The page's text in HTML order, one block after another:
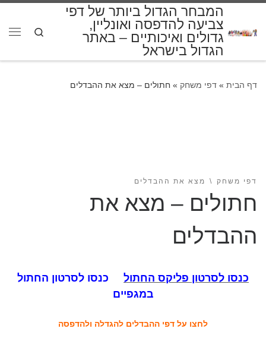
המבחר הגדול ביותר של דפי
צביעה להדפסה ואונליין,
גדולים ואיכותיים – באתר
הגדול בישראל
Search
דף הבית » דפי משחק » חתולים – מצא את ההבדלים
דפי משחק מצא את ההבדלים
חתולים – מצא את
ההבדלים
כנסו לסרטון פליקס החתול
כנסו לסרטון החתול
במגפיים
לחצו על דפי ההבדלים להגדלה ולהדפסה